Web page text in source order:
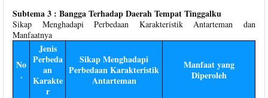
Subtema 3 : Bangga Terhadap Daerah Tempat Tinggalku
Sikap Menghadapi Perbedaan Karakteristik Antarteman dan
Manfaatnya
No
.
Jenis
Perbeda
an
Karakte
r
Sikap Menghadapi
Perbedaan Karakteristik
Antarteman
Manfaat yang
Diperoleh